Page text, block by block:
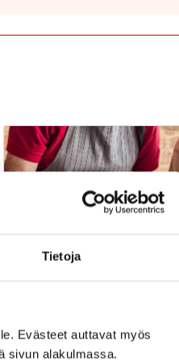
Tietoja
Evästeet auttavat myös
sivun alakulmassa.